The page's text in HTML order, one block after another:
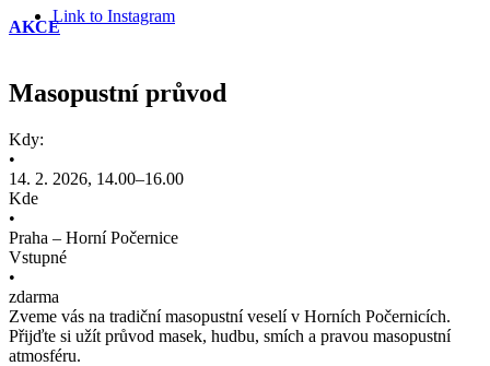
Link to Instagram
AKCE
Masopustní průvod
Kdy:
•
14. 2. 2026, 14.00–16.00
Kde
•
Praha – Horní Počernice
Vstupné
•
zdarma
Zveme vás na tradiční masopustní veselí v Horních Počernicích.
Přijďte si užít průvod masek, hudbu, smích a pravou masopustní
atmosféru.